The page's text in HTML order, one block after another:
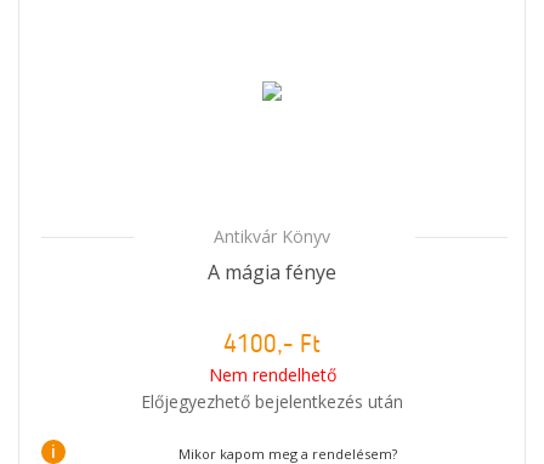
Antikvár Könyv
A mágia fénye
4100,- Ft
Nem rendelhető
Előjegyezhető bejelentkezés után
i Mikor kapom meg a rendelésem?